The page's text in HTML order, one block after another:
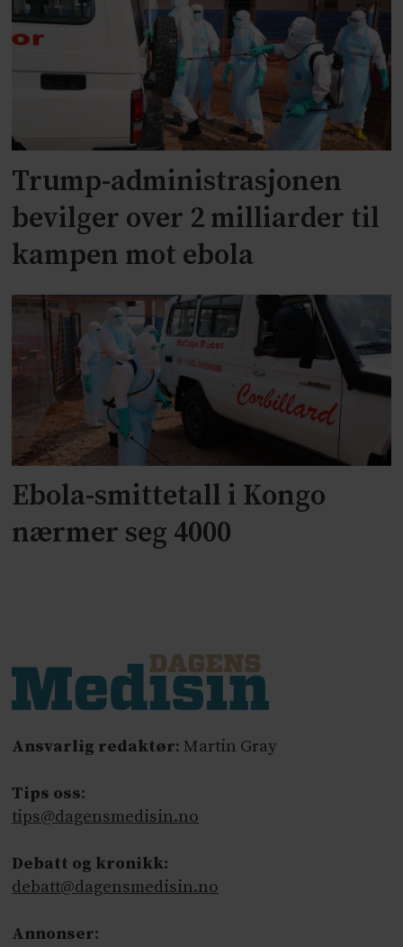
Trump-administrasjonen
bevilger over 2 milliarder til
kampen mot ebola
Ebola-smittetall i Kongo
nærmer seg 4000
Ansvarlig redaktør: Martin Gray
Tips oss:
tips@dagensmedisin.no
Debatt og kronikk:
debatt@dagensmedisin.no
Annonser: